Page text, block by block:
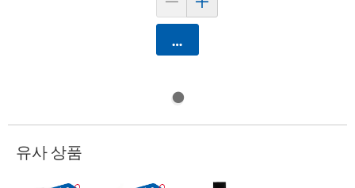
카트에 담기
유사 상품